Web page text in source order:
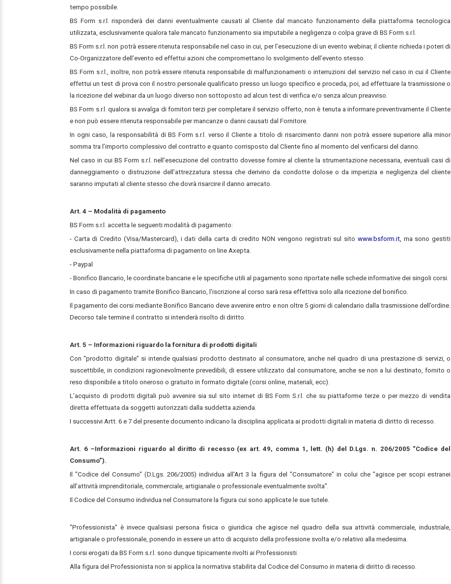
tempo possibile.
BS Form s.r.l. risponderà dei danni eventualmente causati al Cliente dal mancato funzionamento della piattaforma tecnologica
utilizzata, esclusivamente qualora tale mancato funzionamento sia imputabile a negligenza o colpa grave di BS Form s.r.l.
BS Form s.r.l. non potrà essere ritenuta responsabile nel caso in cui, per l’esecuzione di un evento webinar, il cliente richieda i poteri di
Co-Organizzatore dell’evento ed effettui azioni che compromettano lo svolgimento dell’evento stesso.
BS Form s.r.l., inoltre, non potrà essere ritenuta responsabile di malfunzionamenti o interruzioni del servizio nel caso in cui il Cliente
effettui un test di prova con il nostro personale qualificato presso un luogo specifico e proceda, poi, ad effettuare la trasmissione o
la ricezione del webinar da un luogo diverso non sottoposto ad alcun test di verifica e/o senza alcun preavviso.
BS Form s.r.l. qualora si avvalga di fornitori terzi per completare il servizio offerto, non è tenuta a informare preventivamente il Cliente
e non può essere ritenuta responsabile per mancanze o danni causati dal Fornitore.
In ogni caso, la responsabilità di BS Form s.r.l. verso il Cliente a titolo di risarcimento danni non potrà essere superiore alla minor
somma tra l’importo complessivo del contratto e quanto corrisposto dal Cliente fino al momento del verificarsi del danno.
Nel caso in cui BS Form s.r.l. nell’esecuzione del contratto dovesse fornire al cliente la strumentazione necessaria, eventuali casi di
danneggiamento o distruzione dell’attrezzatura stessa che derivino da condotte dolose o da imperizia e negligenza del cliente
saranno imputati al cliente stesso che dovrà risarcire il danno arrecato.
Art. 4 – Modalità di pagamento
BS Form s.r.l. accetta le seguenti modalità di pagamento:
- Carta di Credito (Visa/Mastercard), i dati della carta di credito NON vengono registrati sul sito www.bsform.it, ma sono gestiti
esclusivamente nella piattaforma di pagamento on line Axepta.
- Paypal
- Bonifico Bancario, le coordinate bancarie e le specifiche utili al pagamento sono riportate nelle schede informative dei singoli corsi.
In caso di pagamento tramite Bonifico Bancario, l'iscrizione al corso sarà resa effettiva solo alla ricezione del bonifico.
Il pagamento dei corsi mediante Bonifico Bancario deve avvenire entro e non oltre 5 giorni di calendario dalla trasmissione dell’ordine.
Decorso tale termine il contratto si intenderà risolto di diritto.
Art. 5 – Informazioni riguardo la fornitura di prodotti digitali
Con “prodotto digitale” si intende qualsiasi prodotto destinato al consumatore, anche nel quadro di una prestazione di servizi, o
suscettibile, in condizioni ragionevolmente prevedibili, di essere utilizzato dal consumatore, anche se non a lui destinato, fornito o
reso disponibile a titolo oneroso o gratuito in formato digitale (corsi online, materiali, ecc).
L’acquisto di prodotti digitali può avvenire sia sul sito internet di BS Form S.r.l. che su piattaforme terze o per mezzo di vendita
diretta effettuata da soggetti autorizzati dalla suddetta azienda.
I successivi Artt. 6 e 7 del presente documento indicano la disciplina applicata ai prodotti digitali in materia di diritto di recesso.
Art. 6 –Informazioni riguardo al diritto di recesso (ex art. 49, comma 1, lett. (h) del D.Lgs. n. 206/2005 “Codice del
Consumo”).
Il "Codice del Consumo" (D.Lgs. 206/2005) individua all'Art 3 la figura del "Consumatore" in colui che "agisce per scopi estranei
all’attività imprenditoriale, commerciale, artigianale o professionale eventualmente svolta".
Il Codice del Consumo individua nel Consumatore la figura cui sono applicate le sue tutele.
"Professionista" è invece qualsiasi persona fisica o giuridica che agisce nel quadro della sua attività commerciale, industriale,
artigianale o professionale, ponendo in essere un atto di acquisto della professione svolta e/o relativo alla medesima.
I corsi erogati da BS Form s.r.l. sono dunque tipicamente rivolti ai Professionisti.
Alla figura del Professionista non si applica la normativa stabilita dal Codice del Consumo in materia di diritto di recesso.